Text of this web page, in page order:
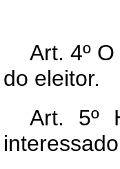
Art. 4º
do eleitor.
Art. 5º